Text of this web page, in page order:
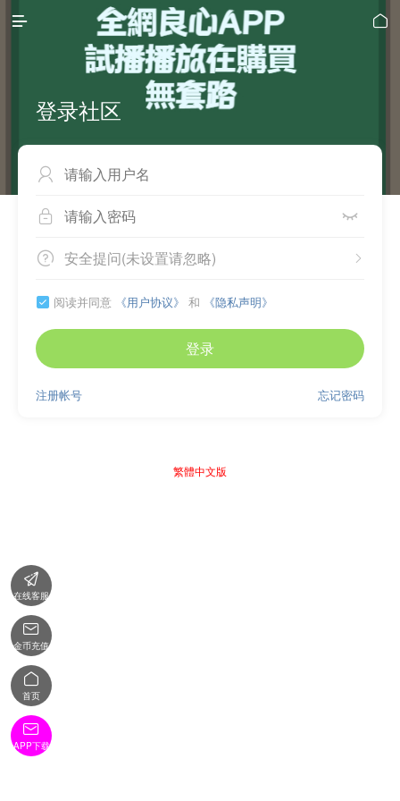
 
登录社区

 
 
安全提问(未设置请忽略)
 阅读并同意 《用户协议》 和 《隐私声明》
登录
忘记密码
注册帐号
繁體中文版

在线客服

金币充值

首页

APP下载